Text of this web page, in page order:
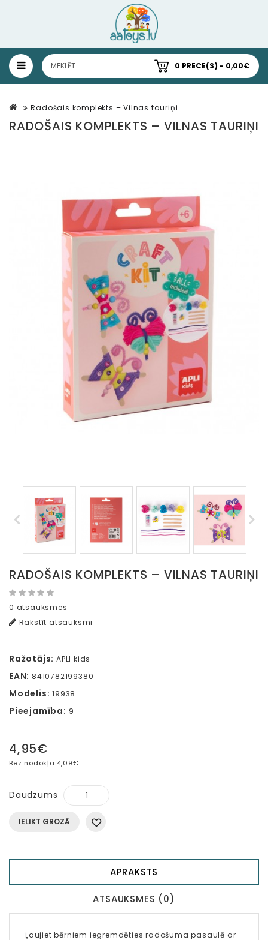
0 PRECE(S) - 0,00€
Radošais komplekts – Vilnas tauriņi
RADOŠAIS KOMPLEKTS – VILNAS TAURIŅI
RADOŠAIS KOMPLEKTS – VILNAS TAURIŅI
0 atsauksmes
Rakstīt atsauksmi
Ražotājs: APLI kids
EAN: 8410782199380
Modelis: 19938
Pieejamība: 9
4,95€
Bez nodokļa:4,09€
Daudzums
IELIKT GROZĀ
APRAKSTS
ATSAUKSMES (0)
Ļaujiet bērniem iegremdēties radošuma pasaulē ar